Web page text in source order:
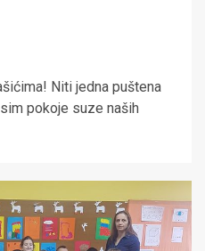
Niti jedna puštena
pokoje suze naših